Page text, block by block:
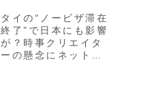
情熱
タイの“ノービザ滞在
終了”で日本にも影響
が？時事クリエイタ
ーの懸念にネット騒